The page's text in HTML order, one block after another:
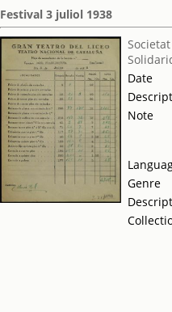
Festival 3 juliol 1938
Date
Note
Genre